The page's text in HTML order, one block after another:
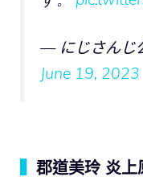
— にじさんじ
June 19, 2023
郡道美玲 炎上